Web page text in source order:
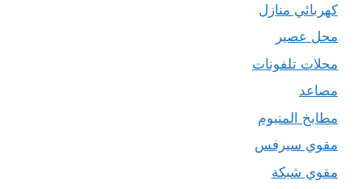
كهربائي منازل
محل عصير
محلات تلفونات
مصاعد
مطابخ المنيوم
مقوي سيرفس
مقوي شبكة